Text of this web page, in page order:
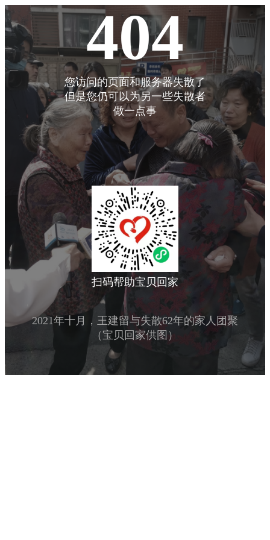
404
您访问的页面和服务器失散了
但是您仍可以为另一些失散者
做一点事
扫码帮助宝贝回家
2021年十月，王建留与失散62年的家人团聚
（宝贝回家供图）